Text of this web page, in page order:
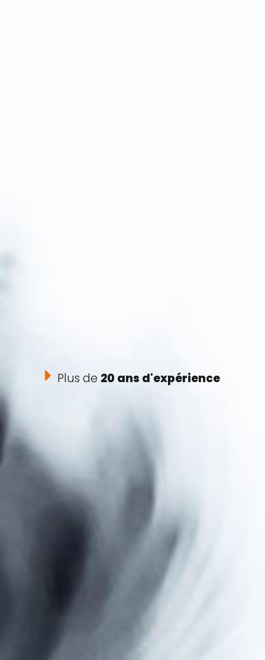
Plus de 20 ans d'expérience